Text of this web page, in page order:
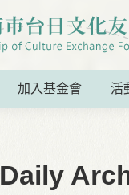
加入基金會 活
Daily